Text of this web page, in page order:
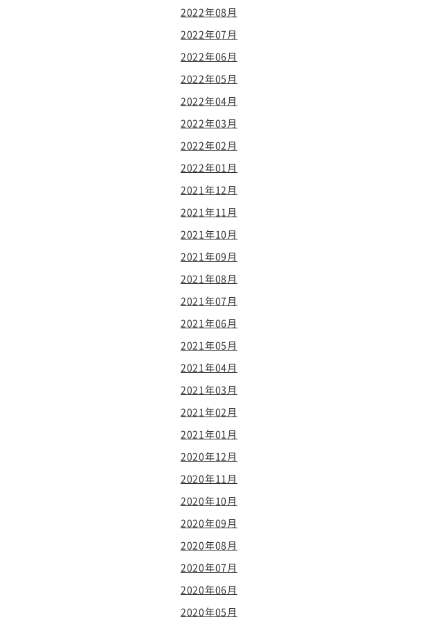
2022年08月
2022年07月
2022年06月
2022年05月
2022年04月
2022年03月
2022年02月
2022年01月
2021年12月
2021年11月
2021年10月
2021年09月
2021年08月
2021年07月
2021年06月
2021年05月
2021年04月
2021年03月
2021年02月
2021年01月
2020年12月
2020年11月
2020年10月
2020年09月
2020年08月
2020年07月
2020年06月
2020年05月